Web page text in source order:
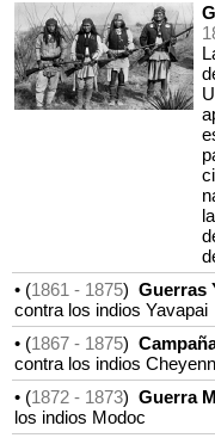
• (1861 - 1875) Guerras
contra los indios Yavapai
• (1867 - 1875)
contra los indios
• (1872 - 1873) Guerra
los indios Modoc